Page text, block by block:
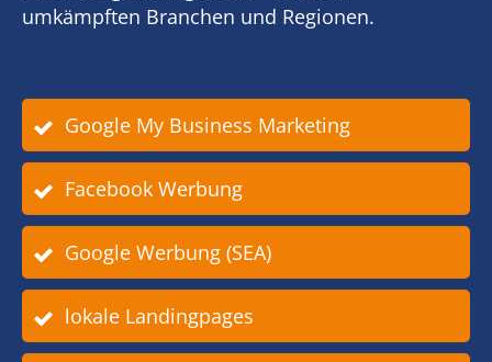
umkämpften Branchen und Regionen.
Google My Business Marketing
Facebook Werbung
Google Werbung (SEA)
lokale Landingpages